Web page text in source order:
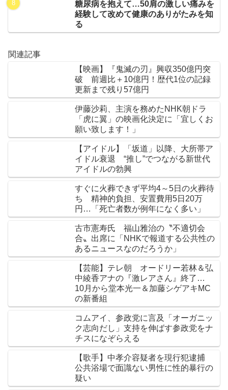
糖尿病を抱えて…50肩の激しい痛みを
経験して改めて健康のありがたみを知
る
関連記事
【映画】『鬼滅の刃』興収350億円突
破 前週比＋10億円！歴代1位の記録
更新まで残り57億円
伊藤沙莉、主演を務めたNHK朝ドラ
「虎に翼」の映画化決定に「宜しくお
願い致します！」
【アイドル】「坂道」以降、大所帯ア
イドル衰退 “推し”でつながる新世代
アイドルの勃興
すぐに火葬できず平均4～5日の火葬待
ち 精神的負担、安置費用5日20万
円…「死亡者数が例年になく多い」
古市憲寿氏 福山雅治の〝不適切会
合〟出席に「NHKで報道する公共性の
あるニュースなのだろうか」
【芸能】テレ朝 オードリー若林＆弘
中綾香アナの『激レアさん』終了…
10月から堂本光一＆加藤シゲアキMC
の新番組
コムアイ、参政党に言及「オーガニッ
ク志向だし」支持を伸ばす参政党をナ
チスになぞらえる
【歌手】中孝介容疑者を現行犯逮捕
公共浴場で面識ない男性に性的暴行の
疑い